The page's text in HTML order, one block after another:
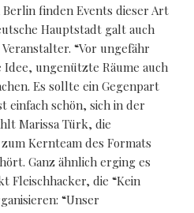
finden Events dieser Art
Hauptstadt galt auch
“Vor ungefähr
ungenützte Räume auch
Es sollte ein Gegenpart
schön, sich in der
Marissa Türk, die
Kernteam des Formats
Ganz ähnlich erging es
Fleischhacker, die “Kein
“Unser